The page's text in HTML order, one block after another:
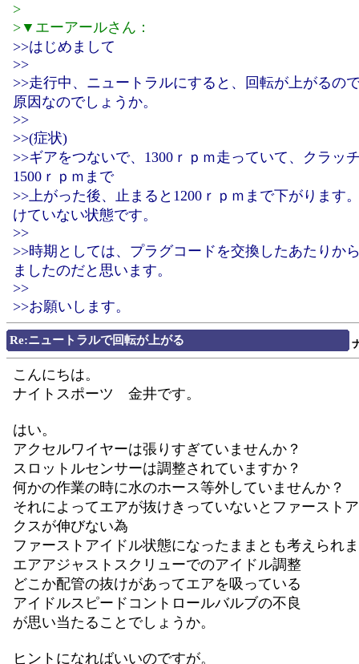
>
>▼エーアールさん：
>>はじめまして
>>
>>走行中、ニュートラルにすると、回転が上がるの
原因なのでしょうか。
>>
>>(症状)
>>ギアをつないで、1300ｒｐｍ走っていて、クラッ
1500ｒｐｍまで
>>上がった後、止まると1200ｒｐｍまで下がります
けていない状態です。
>>
>>時期としては、プラグコードを交換したあたりか
ましたのだと思います。
>>
>>お願いします。
Re:ニュートラルで回転が上がる
こんにちは。
ナイトスポーツ 金井です。
はい。
アクセルワイヤーは張りすぎていませんか？
スロットルセンサーは調整されていますか？
何かの作業の時に水のホース等外していませんか？
それによってエアが抜けきっていないとファースト
クスが伸びない為
ファーストアイドル状態になったままとも考えられ
エアアジャストスクリューでのアイドル調整
どこか配管の抜けがあってエアを吸っている
アイドルスピードコントロールバルブの不良
が思い当たることでしょうか。
ヒントになればいいのですが。